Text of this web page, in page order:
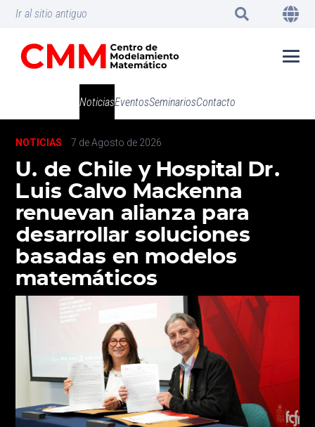
Ir al sitio antiguo
NoticiasEventosSeminariosContacto
NOTICIAS 7 de Agosto de 2026
U. de Chile y Hospital Dr.
Luis Calvo Mackenna
renuevan alianza para
desarrollar soluciones
basadas en modelos
matemáticos